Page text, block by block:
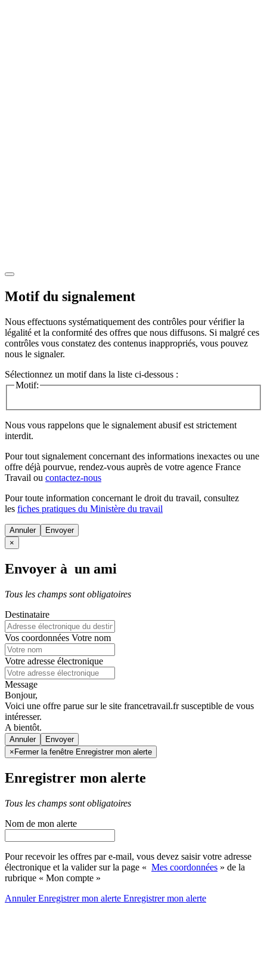
Motif du signalement
Nous effectuons systématiquement des contrôles pour vérifier la
légalité et la conformité des offres que nous diffusons. Si malgré ces
contrôles vous constatez des contenus inappropriés, vous pouvez
nous le signaler.
Sélectionnez un motif dans la liste ci-dessous :
Motif:
Nous vous rappelons que le signalement abusif est strictement
interdit.
Pour tout signalement concernant des informations inexactes ou une
offre déjà pourvue, rendez-vous auprès de votre agence France
Travail ou contactez-nous
Pour toute information concernant le droit du travail, consultez
les fiches pratiques du Ministère du travail
Annuler
×
Envoyer à un ami
Tous les champs sont obligatoires
Destinataire
Vos coordonnées Votre nom
Votre adresse électronique
Message
Bonjour,
Voici une offre parue sur le site francetravail.fr susceptible de vous
intéresser.
A bientôt.
Annuler
× Fermer la fenêtre Enregistrer mon alerte
Enregistrer mon alerte
Tous les champs sont obligatoires
Nom de mon alerte
Pour recevoir les offres par e-mail, vous devez saisir votre adresse
électronique et la valider sur la page « Mes coordonnées » de la
rubrique « Mon compte »
AnnulerEnregistrer mon alerte Enregistrermon alerte